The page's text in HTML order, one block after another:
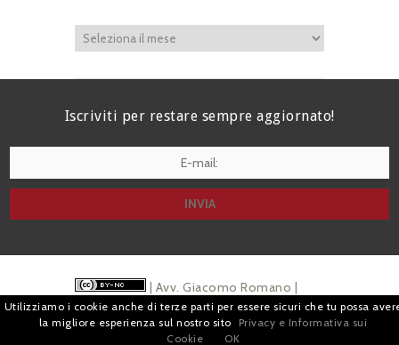
Iscriviti per restare sempre aggiornato!
| Avv. Giacomo Romano |
Piazza di Campitelli, 2 - 00186 Roma | P.I.
Utilizziamo i cookie anche di terze parti per essere sicuri che tu possa
la migliore esperienza sul nostro sito
Privacy e Informativa sui
Cookie
OK